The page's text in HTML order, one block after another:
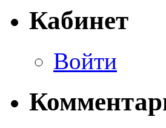
Кабинет
Войти